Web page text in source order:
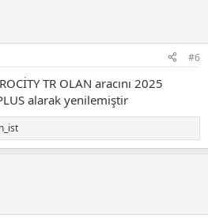
#6
TR OLAN aracını 2025
alarak yenilemiştir